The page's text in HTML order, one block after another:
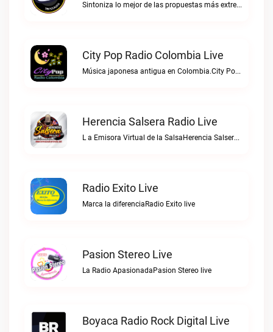
Sintoniza lo mejor de las propuestas más extremas y virtuosas del metal colombianoNegro Tricolrock live
City Pop Radio Colombia Live
Música japonesa antigua en Colombia.City Pop Radio Colombia live
Herencia Salsera Radio Live
L a Emisora Virtual de la SalsaHerencia Salsera Radio live
Radio Exito Live
Marca la diferenciaRadio Exito live
Pasion Stereo Live
La Radio ApasionadaPasion Stereo live
Boyaca Radio Rock Digital Live